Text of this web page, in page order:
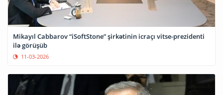
Mikayıl Cabbarov “iSoftStone” şirkətinin icraçı vitse-prezidenti
ilə görüşüb
11-03-2026